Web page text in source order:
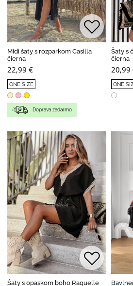
Midi šaty s rozparkom Casilla
čierna
22,99 €
ONE SIZE
Doprava zadarmo
Šaty s
čierna
20,99
ONE
Šaty s opaskom boho Raquelle